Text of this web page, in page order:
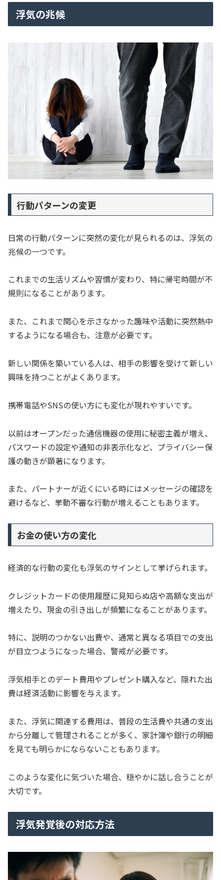
浮気の兆候
行動パターンの変更
日常の行動パターンに突然の変化が見られるのは、浮気の
兆候の一つです。
これまでの生活リズムや習慣が変わり、特に帰宅時間が不
規則になることがあります。
また、これまで関心を示さなかった趣味や活動に突然熱中
するようになる場合も、注意が必要です。
新しい関係を築いている人は、相手の影響を受けて新しい
興味を持つことがよくあります。
携帯電話やSNSの使い方にも変化が現れやすいです。
以前はオープンだった通信機器の使用に秘密主義が増え、
パスワードの設定や通知の非表示化など、プライバシー保
護の動きが顕著になります。
また、パートナーが近くにいる時にはメッセージの確認を
避けるなど、挙動不審な行動が増えることもあります。
お金の使い方の変化
経済的な行動の変化も浮気のサインとして挙げられます。
クレジットカードの使用履歴に見知らぬ店や高額な支出が
増えたり、現金の引き出しが頻繁になることがあります。
特に、説明のつかない出費や、通常と異なる項目での支出
が目立つようになった場合、警戒が必要です。
浮気相手とのデート費用やプレゼント購入など、隠れた出
費は経済活動に影響を与えます。
また、浮気に関連する費用は、普段の生活費や共通の支出
から分離して管理されることが多く、家計簿や銀行の明細
を見ても明らかにならないこともあります。
このような変化に気づいた場合、穏やかに話し合うことが
大切です。
浮気発覚後の対応方法